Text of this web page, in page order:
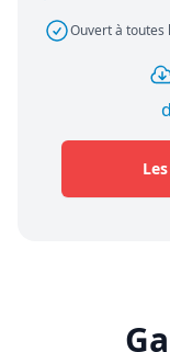
Ouvert à toutes